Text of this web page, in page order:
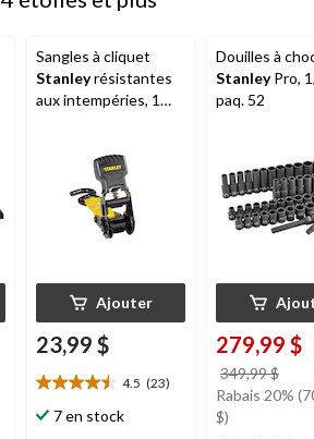
Sangles à cliquet
Stanleyrésistantes
aux intempéries, 1
Ajouter
23,99 $
4.5 (23)
4.5
étoile(s)
7 en stock
Douilles à
StanleyPro,
paq. 52
279,99 $
349,99 $
était
Rabais 20%
$)